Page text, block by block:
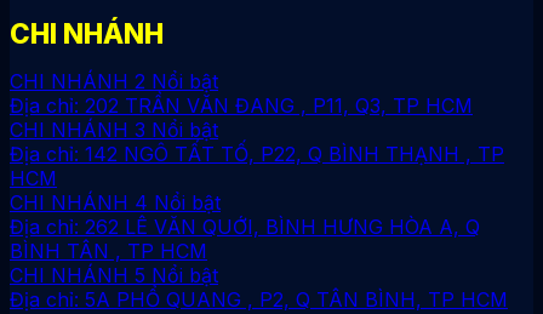
CHI NHÁNH
CHI NHÁNH 2
Địa chỉ: 202 TRẦN VĂN ĐANG , P11, Q3, TP HCM
CHI NHÁNH 3
Địa chỉ: 142 NGÔ TẤT TỐ, P22, Q BÌNH THẠNH , TP
HCM
CHI NHÁNH 4
Địa chỉ: 262 LÊ VĂN QUỚI, BÌNH HƯNG HÒA A, Q
BÌNH TÂN , TP HCM
CHI NHÁNH 5
Địa chỉ: 5A PHỔ QUANG , P2, Q TÂN BÌNH, TP HCM